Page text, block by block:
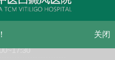
（节假日无休息）
关闭